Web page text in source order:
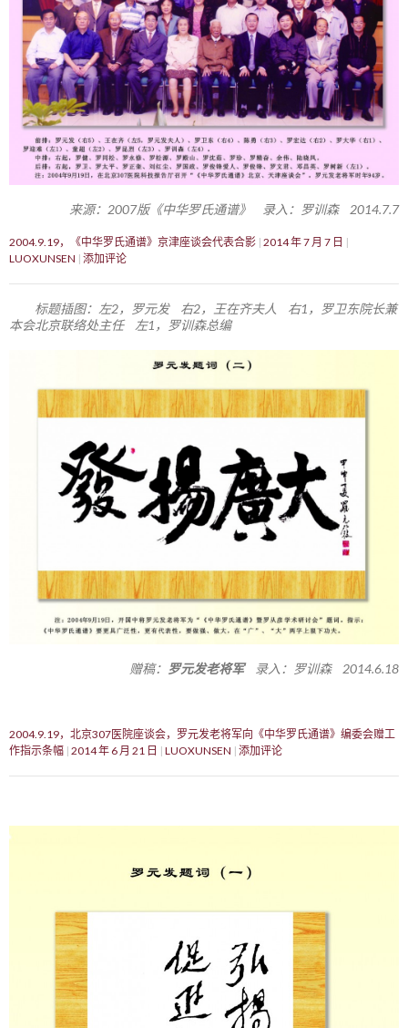
来源：2007版《中华罗氏通谱》 录入：罗训森 2014.7.7
2004.9.19，《中华罗氏通谱》京津座谈会代表合影 2014 年 7 月 7 日
LUOXUNSEN 添加评论
标题插图：左2，罗元发 右2，王在齐夫人 右1，罗卫东院长兼
本会北京联络处主任 左1，罗训森总编
赠稿： 罗元发老将军录入：罗训森 2014.6.18
2004.9.19，北京307医院座谈会，罗元发老将军向《中华罗氏通谱》编委会赠工
作指示条幅 2014 年 6 月 21 日 LUOXUNSEN 添加评论